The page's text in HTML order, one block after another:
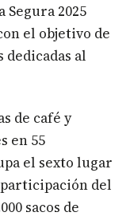
Segura 2025
el objetivo de
dedicadas al
de café y
en 55
el sexto lugar
del
sacos de